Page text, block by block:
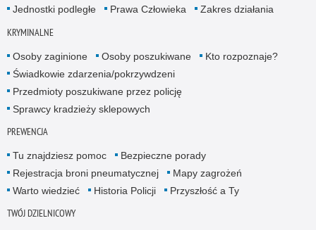
Jednostki podległe
Prawa Człowieka Zakres działania
KRYMINALNE
Osoby zaginione Osoby poszukiwane
Kto rozpoznaje?
Świadkowie zdarzenia/pokrzywdzeni
Przedmioty poszukiwane przez policję
Sprawcy kradzieży sklepowych
PREWENCJA
Tu znajdziesz pomoc
Bezpieczne porady
Rejestracja broni pneumatycznej
Mapy zagrożeń
Warto wiedzieć
Historia Policji Przyszłość a Ty
TWÓJ DZIELNICOWY